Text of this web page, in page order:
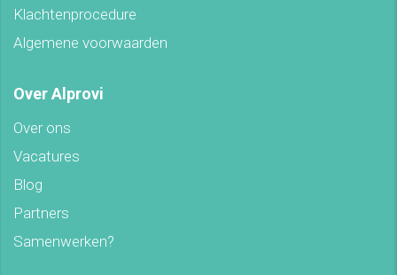
Klachtenprocedure
Algemene voorwaarden
Over Alprovi
Over ons
Vacatures
Blog
Partners
Samenwerken?